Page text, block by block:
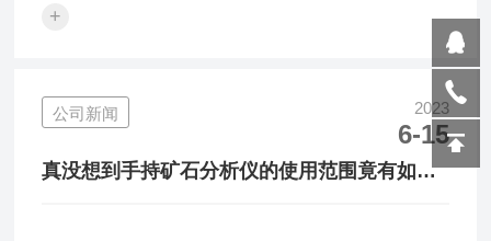
度测量中得到了广泛的应用。
+
公司新闻 2023
6-15
真没想到手持矿石分析仪的使用范围竟有如此